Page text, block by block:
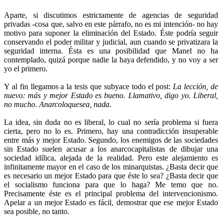
Aparte, si discutimos estrictamente de agencias de seguridad
privadas -cosa que, salvo en este párrafo, no es mi intención- no hay
motivo para suponer la eliminación del Estado. Éste podría seguir
conservando el poder militar y judicial, aun cuando se privatizara la
seguridad interna. Ésta es una posibilidad que Manel no ha
contemplado, quizá porque nadie la haya defendido, y no voy a ser
yo el primero.
Y al fin llegamos a la tesis que subyace todo el post: La lección, de
nuevo: más y mejor Estado es bueno. Llamativo, digo yo. Liberal,
no mucho. Anarcoloquesea, nada.
La idea, sin duda no es liberal, lo cual no sería problema si fuera
cierta, pero no lo es. Primero, hay una contradicción insuperable
entre más y mejor Estado. Segundo, los enemigos de las sociedades
sin Estado suelen acusar a los anarcocapitalistas de dibujar una
sociedad idílica, alejada de la realidad. Pero este alejamiento es
infinitamente mayor en el caso de los minarquistas. ¿Basta decir que
es necesario un mejor Estado para que éste lo sea? ¿Basta decir que
el socialismo funciona para que lo haga? Me temo que no.
Precisamente éste es el principal problema del intervencionismo.
Apelar a un mejor Estado es fácil, demostrar que ese mejor Estado
sea posible, no tanto.